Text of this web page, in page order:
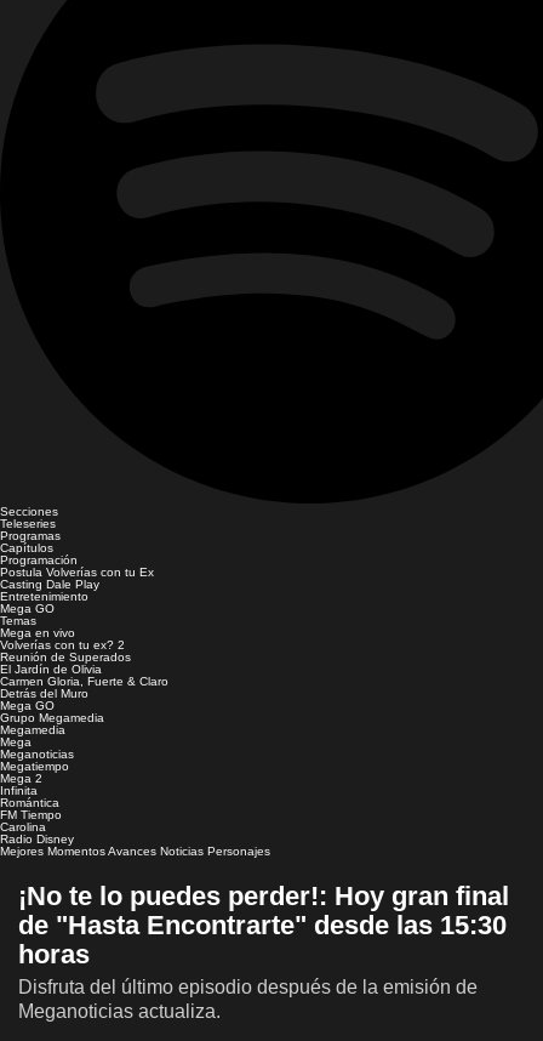
Secciones
Teleseries
Programas
Capítulos
Programación
Postula Volverías con tu Ex
Casting Dale Play
Entretenimiento
Mega GO
Temas
Mega en vivo
Volverías con tu ex? 2
Reunión de Superados
El Jardín de Olivia
Carmen Gloria, Fuerte & Claro
Detrás del Muro
Mega GO
Grupo Megamedia
Megamedia
Mega
Meganoticias
Megatiempo
Mega 2
Infinita
Romántica
FM Tiempo
Carolina
Radio Disney
Mejores MomentosAvances Noticias Personajes
¡No te lo puedes perder!: Hoy gran final
de "Hasta Encontrarte" desde las 15:30
horas
Disfruta del último episodio después de la emisión de
Meganoticias actualiza.